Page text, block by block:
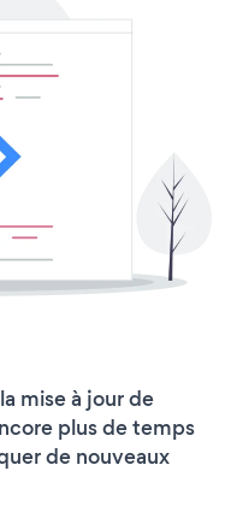
mise à jour de
plus de temps
de nouveaux